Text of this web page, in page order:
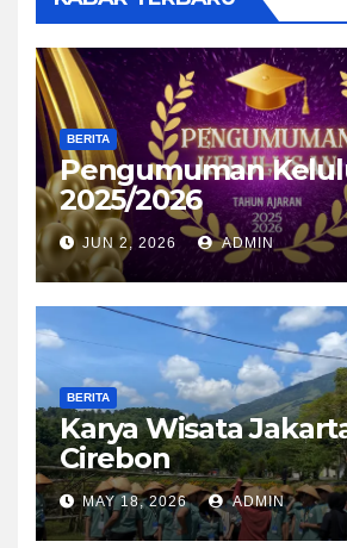
BERITA
Pengumuman
2025/2026
JUN 2, 2026 ADMIN
BERITA
Karya Wisata
Cirebon
MAY 18, 2026 ADMIN